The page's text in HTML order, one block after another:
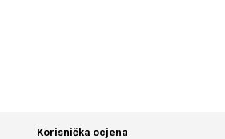
Korisnička ocjena